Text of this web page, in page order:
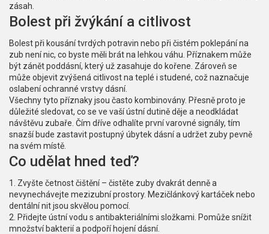
zásah.
Bolest při žvýkání a citlivost
Bolest při kousání tvrdých potravin nebo při čistém poklepání na
zub není nic, co byste měli brát na lehkou váhu. Příznakem může
být zánět poddásní, který už zasahuje do kořene. Zároveň se
může objevit zvýšená citlivost na teplé i studené, což naznačuje
oslabení ochranné vrstvy dásní.
Všechny tyto příznaky jsou často kombinovány. Přesně proto je
důležité sledovat, co se ve vaší ústní dutině děje a neodkládat
návštěvu zubaře. Čím dříve odhalíte první varovné signály, tím
snazší bude zastavit postupný úbytek dásní a udržet zuby pevně
na svém místě.
Co udělat hned teď?
1. Zvyšte četnost čištění – čistěte zuby dvakrát denně a
nevynechávejte mezizubní prostory. Mezičlánkový kartáček nebo
dentální nit jsou skvělou pomocí.
2. Přidejte ústní vodu s antibakteriálními složkami. Pomůže snížit
množství bakterií a podpoří hojení dásní.